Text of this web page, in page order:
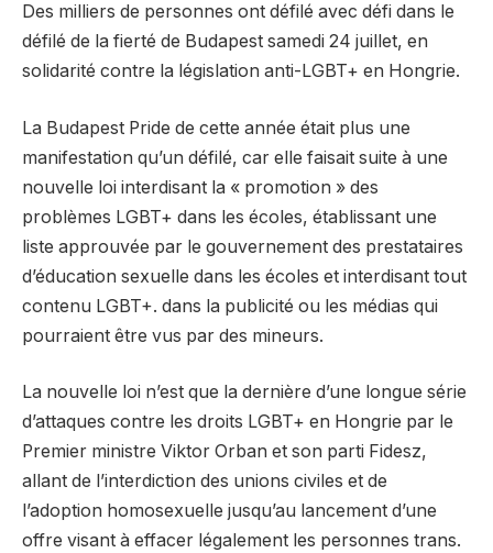
Des milliers de personnes ont défilé avec défi dans le
défilé de la fierté de Budapest samedi 24 juillet, en
solidarité contre la législation anti-LGBT+ en Hongrie.
La Budapest Pride de cette année était plus une
manifestation qu’un défilé, car elle faisait suite à une
nouvelle loi interdisant la « promotion » des
problèmes LGBT+ dans les écoles, établissant une
liste approuvée par le gouvernement des prestataires
d’éducation sexuelle dans les écoles et interdisant tout
contenu LGBT+. dans la publicité ou les médias qui
pourraient être vus par des mineurs.
La nouvelle loi n’est que la dernière d’une longue série
d’attaques contre les droits LGBT+ en Hongrie par le
Premier ministre Viktor Orban et son parti Fidesz,
allant de l’interdiction des unions civiles et de
l’adoption homosexuelle jusqu’au lancement d’une
offre visant à effacer légalement les personnes trans.